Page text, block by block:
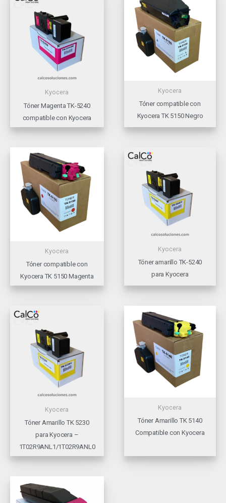
Kyocera
Tóner Magenta TK-5240
compatible con Kyocera
Kyocera
Tóner compatible con
Kyocera TK 5150 Negro
Kyocera
Tóner compatible con
Kyocera TK 5150 Magenta
Kyocera
Tóner amarillo TK-5240
para Kyocera
Kyocera
Tóner Amarillo TK 5230
para Kyocera –
1T02R9ANL1/1T02R9ANL0
Kyocera
Tóner Amarillo TK 5140
Compatible con Kyocera